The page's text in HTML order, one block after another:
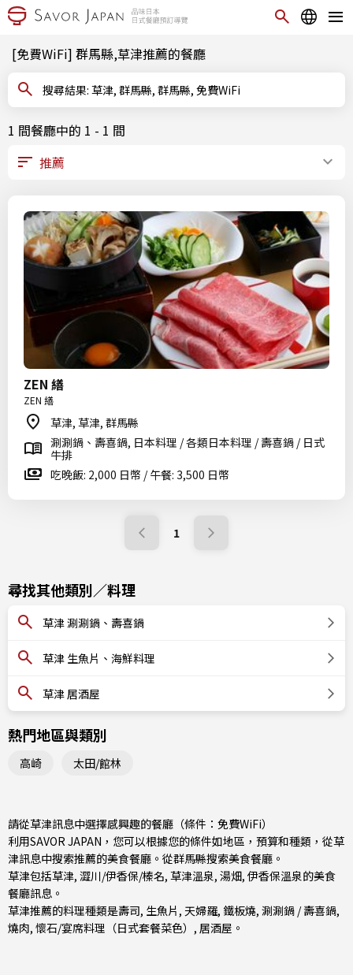
[免費WiFi] 群馬縣,草津推薦的餐廳
搜尋結果: 草津, 群馬縣, 群馬縣, 免費WiFi
1 間餐廳中的 1 - 1 間
ZEN 繕
ZEN 繕
草津, 草津, 群馬縣
涮涮鍋、壽喜鍋, 日本料理 / 各類日本料理 / 壽喜鍋 / 日式
牛排
吃晚飯: 2,000 日幣 / 午餐: 3,500 日幣
1
尋找其他類別／料理
草津 涮涮鍋、壽喜鍋
草津 生魚片、海鮮料理
草津 居酒屋
熱門地區與類別
高崎 太田/館林
請從草津訊息中選擇感興趣的餐廳（條件：免費WiFi）
利用SAVOR JAPAN，您可以根據您的條件如地區，預算和種類，從草
津訊息中搜索推薦的美食餐廳。從群馬縣搜索美食餐廳。
草津包括草津, 澀川/伊香保/榛名, 草津溫泉, 湯畑, 伊香保溫泉的美食
餐廳訊息。
草津推薦的料理種類是壽司, 生魚片 , 天婦羅, 鐵板燒, 涮涮鍋 / 壽喜鍋,
燒肉, 懷石/宴席料理（日式套餐菜色） , 居酒屋 。